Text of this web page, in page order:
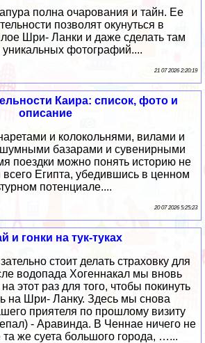
полна очарования и тайн. Ее
позволят окунуться в
Шри- Ланки и даже сделать там
уникальных фотографий....
21 07 2026 2:20:19
Каира: список, фото и
описание
и колокольнями, вилами и
базарами и сувенирными
поездки можно понять историю не
всего Египта, убедившись в ценном
потенциале....
20 07 2026 5:25:23
и гонки на тук-туках
стоит делать страховку для
водопада Хогеннакал мы вновь
этот раз для того, чтобы покинуть
на Шри- Ланку. Здесь мы снова
приятеля по прошлому визиту
- Аравинда. В Ченнае ничего не
та же суета большого города, …...